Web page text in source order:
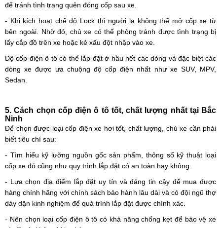
để tránh tình trạng quên đóng cốp sau xe.
- Khi kích hoạt chế độ Lock thì người lạ không thể mở cốp xe từ
bên ngoài. Nhờ đó, chủ xe có thể phòng tránh được tình trạng bị
lấy cắp đồ trên xe hoặc kẻ xấu đột nhập vào xe.
Độ cốp điện ô tô có thể lắp đặt ở hầu hết các dòng và đặc biệt các
dòng xe được ưa chuộng độ cốp điện nhất như xe SUV, MPV,
Sedan.
5. Cách chọn cốp điện ô tô tốt, chất lượng nhất tại Bắc
Ninh
Để chọn được loại cốp điện xe hơi tốt, chất lượng, chủ xe cần phải
biết tiêu chí sau:
- Tìm hiểu kỹ lưỡng nguồn gốc sản phẩm, thông số kỹ thuật loại
cốp xe đó cũng như quy trình lắp đặt có an toàn hay không.
- Lựa chọn địa điểm lắp đặt uy tín và đáng tin cậy để mua được
hàng chính hãng với chính sách bảo hành lâu dài và có đội ngũ thợ
dày dặn kinh nghiệm để quá trình lắp đặt được chính xác.
- Nên chọn loại cốp điện ô tô có khả năng chống kẹt để bảo vệ xe